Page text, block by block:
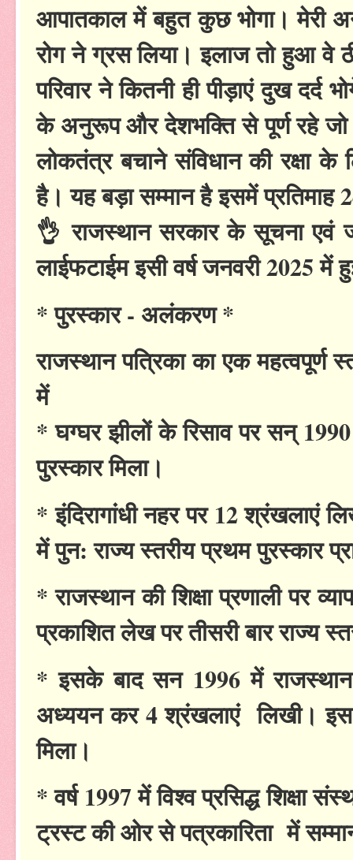
आपातकाल में बहुत कुछ भोगा। मेरी
रोग ने ग्रस लिया। इलाज तो हुआ वे
परिवार ने कितनी ही पीड़ाएं दुख दर्द
के अनुरूप और देशभक्ति से पूर्ण रहे जो
लोकतंत्र बचाने संविधान की रक्षा के
है। यह बड़ा सम्मान है इसमें प्रतिमाह
👌 राजस्थान सरकार के सूचना एवं
लाईफटाईम इसी वर्ष जनवरी 2025 में
* पुरस्कार - अलंकरण *
राजस्थान पत्रिका का एक
में
* घग्घर झीलों के रिसाव पर सन्
पुरस्कार मिला।
* इंदिरागांधी नहर पर 12 श्रंखलाएं
में पुन: राज्य स्तरीय प्रथम पुरस्कार
* राजस्थान की शिक्षा प्रणाली पर
प्रकाशित लेख पर तीसरी बार राज्य
* इसके बाद सन 1996 में राजस्थान
अध्ययन कर 4 श्रंखलाएं लिखी। इस
मिला।
* वर्ष 1997 में विश्व प्रसिद्ध शिक्षा
ट्रस्ट की ओर से पत्रकारिता में